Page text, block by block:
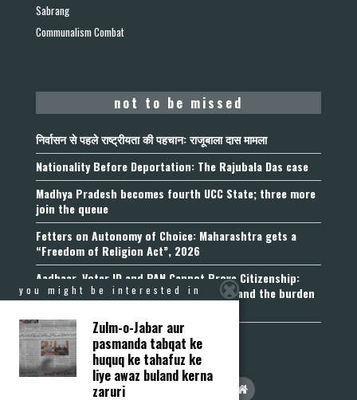
Sabrang
Communalism Combat
not to be missed
निर्वासन से पहले राष्ट्रीयता की पहचान: राजूबाला दास मामला
Nationality Before Deportation: The Rajubala Das case
Madhya Pradesh becomes fourth UCC State; three more
join the queue
Fetters on Autonomy of Choice: Maharashtra gets a
“Freedom of Religion Act”, 2026
Aadhaar, Voter ID and PAN Cannot Prove Citizenship:
Calcutta High Court’s Foreigners Order and the burden
you might be interested in
Zulm-o-Jabar aur
pasmanda tabqat ke
huquq ke tahafuz ke
liye awaz buland kerna
zaruri